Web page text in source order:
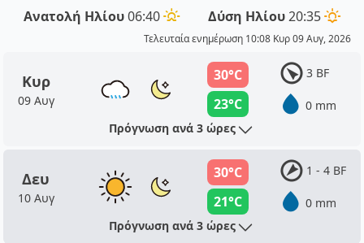
Ανατολή Ηλίου06:40 Δύση Ηλίου20:35
Τελευταία ενημέρωση 10:08 Κυρ 09 Αυγ, 2026
Κυρ
09 Αυγ
30°C
23°C
3 BF
0 mm
Πρόγνωση ανά 3 ώρες
Δευ
10 Αυγ
30°C
21°C
1 - 4 BF
0 mm
Πρόγνωση ανά 3 ώρες